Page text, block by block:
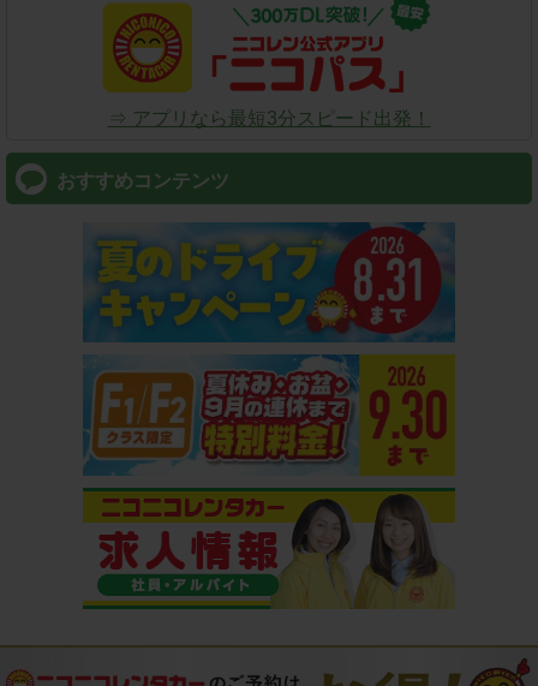
⇒ アプリなら最短3分スピード出発！
おすすめコンテンツ